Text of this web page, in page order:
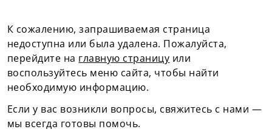
К сожалению, запрашиваемая страница
недоступна или была удалена. Пожалуйста,
перейдите на главную страницу или
воспользуйтесь меню сайта, чтобы найти
необходимую информацию.
Если у вас возникли вопросы, свяжитесь с нами —
мы всегда готовы помочь.